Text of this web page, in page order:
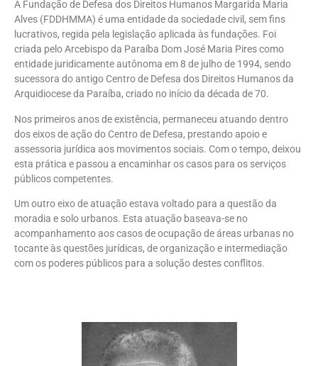
A Fundação de Defesa dos Direitos Humanos Margarida Maria
Alves (FDDHMMA) é uma entidade da sociedade civil, sem fins
lucrativos, regida pela legislação aplicada às fundações. Foi
criada pelo Arcebispo da Paraíba Dom José Maria Pires como
entidade juridicamente autônoma em 8 de julho de 1994, sendo
sucessora do antigo Centro de Defesa dos Direitos Humanos da
Arquidiocese da Paraíba, criado no início da década de 70.
Nos primeiros anos de existência, permaneceu atuando dentro
dos eixos de ação do Centro de Defesa, prestando apoio e
assessoria jurídica aos movimentos sociais. Com o tempo, deixou
esta prática e passou a encaminhar os casos para os serviços
públicos competentes.
Um outro eixo de atuação estava voltado para a questão da
moradia e solo urbanos. Esta atuação baseava-se no
acompanhamento aos casos de ocupação de áreas urbanas no
tocante às questões jurídicas, de organização e intermediação
com os poderes públicos para a solução destes conflitos.